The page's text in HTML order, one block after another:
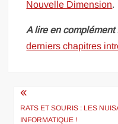
Nouvelle Dimension.
A lire en complément
derniers chapitres
Navigation
de
RATS ET SOURIS : LES
INFORMATIQUE !